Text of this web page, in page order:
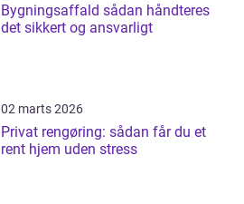
Bygningsaffald sådan håndteres
det sikkert og ansvarligt
02 marts 2026
Privat rengøring: sådan får du et
rent hjem uden stress